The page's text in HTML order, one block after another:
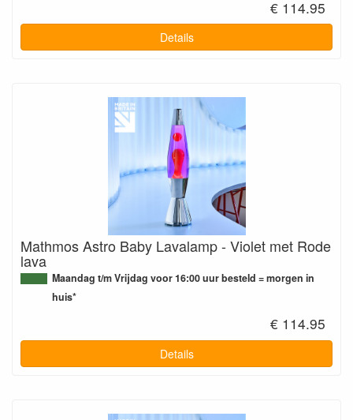
€ 114.95
Details
Mathmos Astro Baby Lavalamp - Violet met Rode
lava
Maandag t/m Vrijdag voor 16:00 uur besteld = morgen in
huis*
€ 114.95
Details